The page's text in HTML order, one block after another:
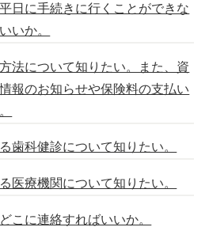
日に手続きに行くことができな
いか。
法について知りたい。また、資
報のお知らせや保険料の支払い
歯科健診について知りたい。
医療機関について知りたい。
こに連絡すればいいか。